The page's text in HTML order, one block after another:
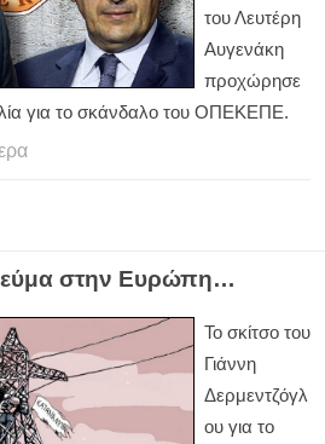
του Λευτέρη
Αυγενάκη
προχώρησε
για το σκάνδαλο του ΟΠΕΚΕΠΕ.
στην Ευρώπη…
Το σκίτσο του
Γιάννη
Δερμεντζόγλ
ου για το